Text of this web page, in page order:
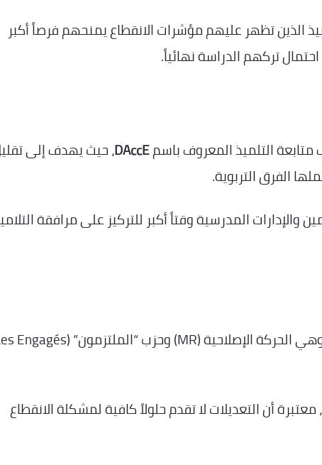
الذين تظهر عليهم مؤشرات الانقطاع يمنحهم فرصاً أكبر
تركهم الدراسة نهائياً.
التلميذ المعروف باسمDAccE، حيث يهدف إلى
الفرق التربوية.
المدرسية وقتاً أكبر للتركيز على مرافقة
أن التعديلات لا تقدم حلولاً كافية لمشكلة الانقطاع